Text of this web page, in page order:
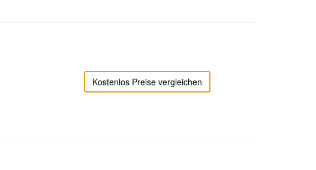
Kostenlos Preise vergleichen